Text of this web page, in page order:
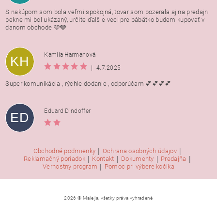
S nakúpom som bola veľmi spokojná, tovar som pozerala aj na predajni
pekne mi bol ukázaný, určite ďalšie veci pre bábätko budem kupovať v
danom obchode 🩵🩶
KH
Kamila Harmanovà
|
4.7.2025
Super komunikácia , rýchle dodanie , odporúčam 💕💕💕💕
ED Eduard Dindoffer
Obchodné podmienky | Ochrana osobných údajov |
Reklamačný poriadok | Kontakt | Dokumenty | Predajňa |
Vernostný program | Pomoc pri výbere kočíka
2026 © Male ja, všetky práva vyhradené